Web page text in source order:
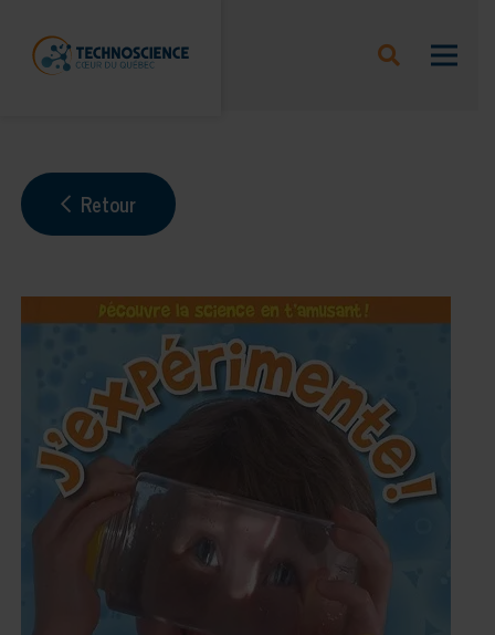
Retour